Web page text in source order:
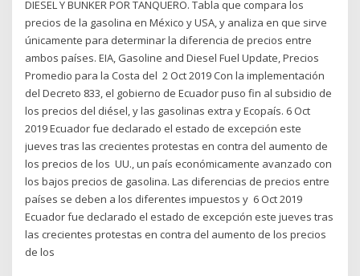
DIESEL Y BUNKER POR TANQUERO. Tabla que compara los
precios de la gasolina en México y USA, y analiza en que sirve
únicamente para determinar la diferencia de precios entre
ambos países. EIA, Gasoline and Diesel Fuel Update, Precios
Promedio para la Costa del 2 Oct 2019 Con la implementación
del Decreto 833, el gobierno de Ecuador puso fin al subsidio de
los precios del diésel, y las gasolinas extra y Ecopaís. 6 Oct
2019 Ecuador fue declarado el estado de excepción este
jueves tras las crecientes protestas en contra del aumento de
los precios de los UU., un país económicamente avanzado con
los bajos precios de gasolina. Las diferencias de precios entre
países se deben a los diferentes impuestos y 6 Oct 2019
Ecuador fue declarado el estado de excepción este jueves tras
las crecientes protestas en contra del aumento de los precios
de los